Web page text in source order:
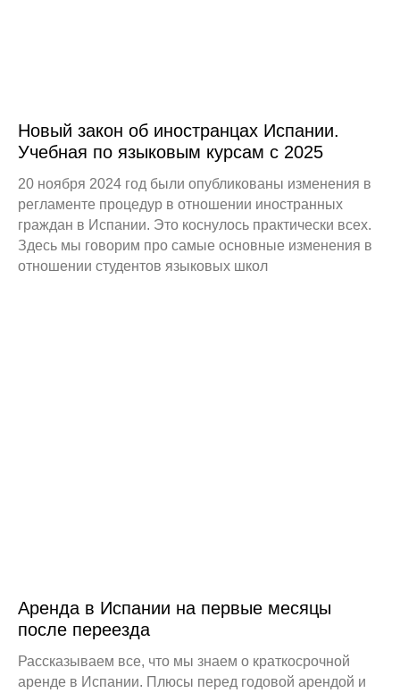
Новый закон об иностранцах Испании.
Учебная по языковым курсам с 2025
20 ноября 2024 год были опубликованы изменения в
регламенте процедур в отношении иностранных
граждан в Испании. Это коснулось практически всех.
Здесь мы говорим про самые основные изменения в
отношении студентов языковых школ
Аренда в Испании на первые месяцы
после переезда
Рассказываем все, что мы знаем о краткосрочной
аренде в Испании. Плюсы перед годовой арендой и